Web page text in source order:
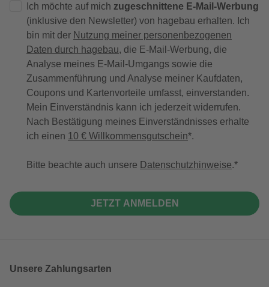
Ich möchte auf mich zugeschnittene E-Mail-Werbung
(inklusive den Newsletter) von hagebau erhalten. Ich
bin mit der Nutzung meiner personenbezogenen
Daten durch hagebau, die E-Mail-Werbung, die
Analyse meines E-Mail-Umgangs sowie die
Zusammenführung und Analyse meiner Kaufdaten,
Coupons und Kartenvorteile umfasst, einverstanden.
Mein Einverständnis kann ich jederzeit widerrufen.
Nach Bestätigung meines Einverständnisses erhalte
ich einen 10 € Willkommensgutschein*.
Bitte beachte auch unsere Datenschutzhinweise.
JETZT ANMELDEN
Unsere Zahlungsarten